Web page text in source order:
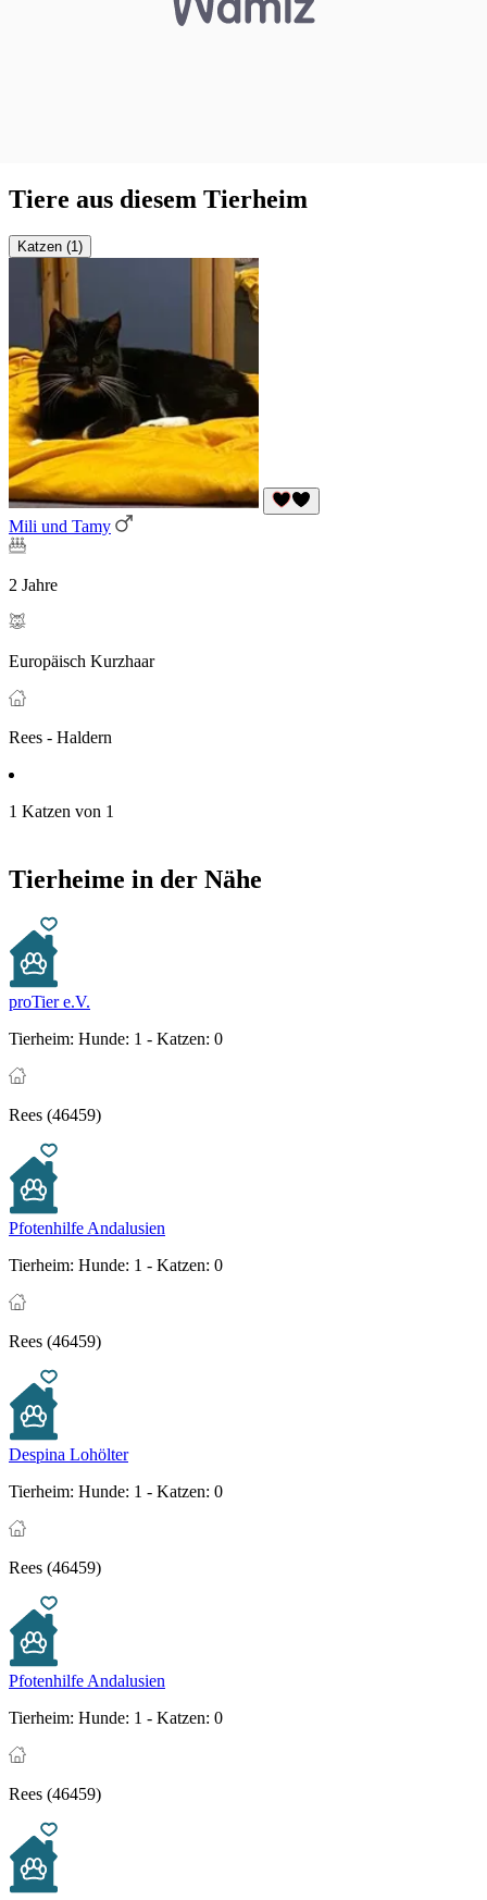
Tiere aus diesem Tierheim
Katzen (1)
Mili und Tamy
2 Jahre
Europäisch Kurzhaar
Rees - Haldern
1 Katzen von 1
Tierheime in der Nähe
proTier e.V.
Tierheim: Hunde: 1 - Katzen: 0
Rees (46459)
Pfotenhilfe Andalusien
Tierheim: Hunde: 1 - Katzen: 0
Rees (46459)
Despina Lohölter
Tierheim: Hunde: 1 - Katzen: 0
Rees (46459)
Pfotenhilfe Andalusien
Tierheim: Hunde: 1 - Katzen: 0
Rees (46459)